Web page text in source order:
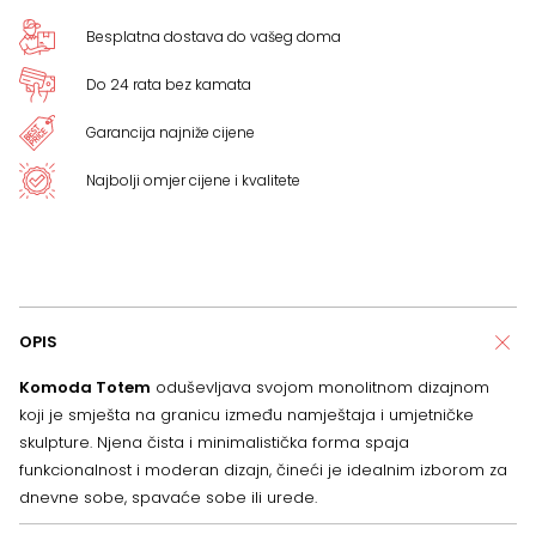
Besplatna dostava do vašeg doma
Do 24 rata bez kamata
Garancija najniže cijene
Najbolji omjer cijene i kvalitete
OPIS
Komoda Totem oduševljava svojom monolitnom dizajnom
koji je smješta na granicu između namještaja i umjetničke
skulpture. Njena čista i minimalistička forma spaja
funkcionalnost i moderan dizajn, čineći je idealnim izborom za
dnevne sobe, spavaće sobe ili urede.